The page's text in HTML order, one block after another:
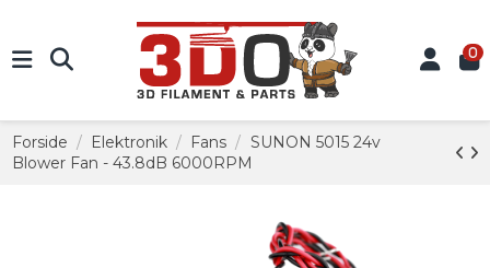
0
Forside Elektronik Fans
SUNON 5015 24v
Blower Fan - 43.8dB 6000RPM